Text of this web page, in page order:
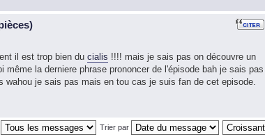
il est trop bien du cialis !!!! mais je sais pas on découvre un
la derniere phrase prononcer de l'épisode bah je sais pas
je sais pas mais en tou cas je suis fan de cet episode.
Trier par